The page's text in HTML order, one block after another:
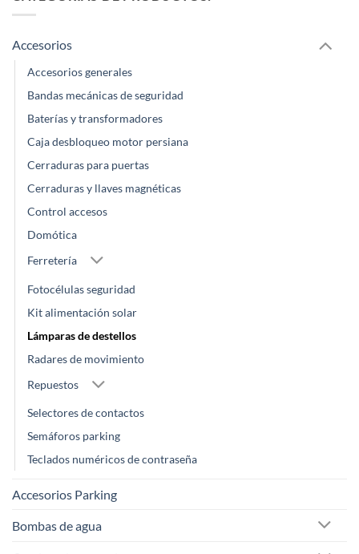
Accesorios
Accesorios generales
Bandas mecánicas de seguridad
Baterías y transformadores
Caja desbloqueo motor persiana
Cerraduras para puertas
Cerraduras y llaves magnéticas
Control accesos
Domótica
Ferretería
Fotocélulas seguridad
Kit alimentación solar
Lámparas de destellos
Radares de movimiento
Repuestos
Selectores de contactos
Semáforos parking
Teclados numéricos de contraseña
Accesorios Parking
Bombas de agua